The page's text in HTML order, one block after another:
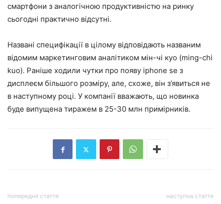
смартфони з аналогічною продуктивністю на ринку
сьогодні практично відсутні.
Названі специфікації в цілому відповідають названим
відомим маркетинговим аналітиком мін-чі куо (ming-chi
kuo). Раніше ходили чутки про появу iphone se з
дисплеєм більшого розміру, але, схоже, він з’явиться не
в наступному році. У компанії вважають, що новинка
буде випущена тиражем в 25-30 млн примірників.
попередня стаття наступна стаття